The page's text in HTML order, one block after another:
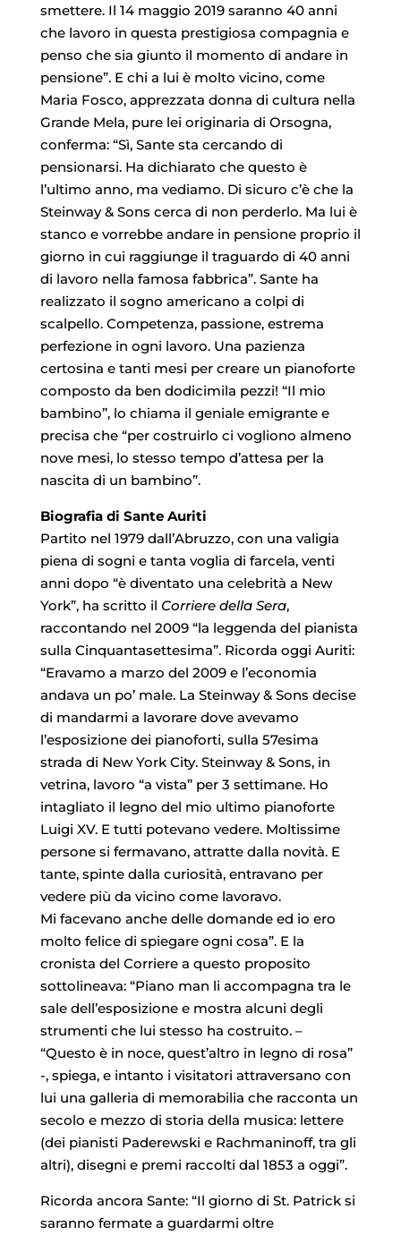
smettere. Il 14 maggio 2019 saranno 40 anni
che lavoro in questa prestigiosa compagnia e
penso che sia giunto il momento di andare in
pensione”. E chi a lui è molto vicino, come
Maria Fosco, apprezzata donna di cultura nella
Grande Mela, pure lei originaria di Orsogna,
conferma: “Sì, Sante sta cercando di
pensionarsi. Ha dichiarato che questo è
l’ultimo anno, ma vediamo. Di sicuro c’è che la
Steinway & Sons cerca di non perderlo. Ma lui è
stanco e vorrebbe andare in pensione proprio il
giorno in cui raggiunge il traguardo di 40 anni
di lavoro nella famosa fabbrica”. Sante ha
realizzato il sogno americano a colpi di
scalpello. Competenza, passione, estrema
perfezione in ogni lavoro. Una pazienza
certosina e tanti mesi per creare un pianoforte
composto da ben dodicimila pezzi! “Il mio
bambino”, lo chiama il geniale emigrante e
precisa che “per costruirlo ci vogliono almeno
nove mesi, lo stesso tempo d’attesa per la
nascita di un bambino”.
Biografia di Sante Auriti
Partito nel 1979 dall’Abruzzo, con una valigia
piena di sogni e tanta voglia di farcela, venti
anni dopo “è diventato una celebrità a New
York”, ha scritto il Corriere della Sera,
raccontando nel 2009 “la leggenda del pianista
sulla Cinquantasettesima”. Ricorda oggi Auriti:
“Eravamo a marzo del 2009 e l’economia
andava un po’ male. La Steinway & Sons decise
di mandarmi a lavorare dove avevamo
l’esposizione dei pianoforti, sulla 57esima
strada di New York City. Steinway & Sons, in
vetrina, lavoro “a vista” per 3 settimane. Ho
intagliato il legno del mio ultimo pianoforte
Luigi XV. E tutti potevano vedere. Moltissime
persone si fermavano, attratte dalla novità. E
tante, spinte dalla curiosità, entravano per
vedere più da vicino come lavoravo.
Mi facevano anche delle domande ed io ero
molto felice di spiegare ogni cosa”. E la
cronista del Corriere a questo proposito
sottolineava: “Piano man li accompagna tra le
sale dell’esposizione e mostra alcuni degli
strumenti che lui stesso ha costruito. –
“Questo è in noce, quest’altro in legno di rosa”
-, spiega, e intanto i visitatori attraversano con
lui una galleria di memorabilia che racconta un
secolo e mezzo di storia della musica: lettere
(dei pianisti Paderewski e Rachmaninoff, tra gli
altri), disegni e premi raccolti dal 1853 a oggi”.
Ricorda ancora Sante: “Il giorno di St. Patrick si
saranno fermate a guardarmi oltre